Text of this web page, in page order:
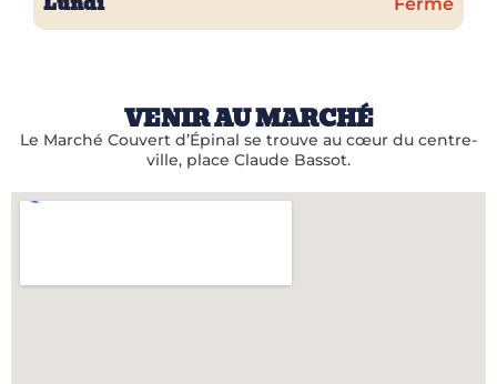
VENIR AU MARCHÉ
Le Marché Couvert d’Épinal se trouve au cœur du centre-
ville, place Claude Bassot.